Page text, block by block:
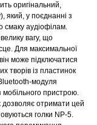
оригінальний,
який, у поєднанні з
смаку аудіофілам.
вагу, що
Для максимальної
може підключатися
творів із пластинок
модуля
мобільного пристрою.
дозволяє отримати цей
голки NP-5.